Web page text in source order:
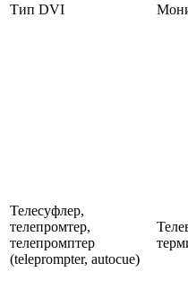
Тип DVI
Телесуфлер,
телепромтер,
телепромптер
(teleprompter, autocue)